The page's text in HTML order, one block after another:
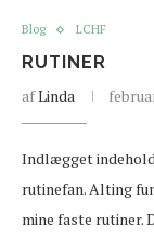
Blog LCHF
RUTINER
afLinda
Indlægget
rutinefan. Alting
mine faste